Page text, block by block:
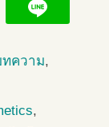
ความ,
,